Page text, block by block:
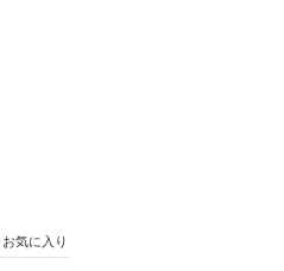
お気に入り